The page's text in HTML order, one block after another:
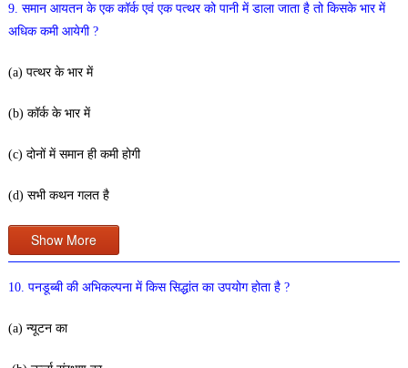
9. समान आयतन के एक कॉर्क एवं एक पत्थर को पानी में डाला जाता है तो किसके भार में
अधिक कमी आयेगी ?
(a) पत्थर के भार में
(b) कॉर्क के भार में
(c) दोनों में समान ही कमी होगी
(d) सभी कथन गलत है
Show More
10. पनडूब्बी की अभिकल्पना में किस सिद्धांत का उपयोग होता है ?
(a) न्यूटन का